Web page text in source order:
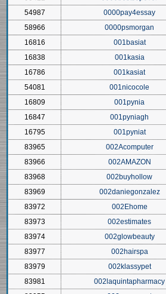
54987
0000pay4essay
58966
0000psmorgan
16816
001basiat
16838
001kasia
16786
001kasiat
54081
001nicocole
16809
001pynia
16847
001pyniagh
16795
001pyniat
83965
002Acomputer
83966
002AMAZON
83968
002buyhollow
83969
002daniegonzalez
83972
002Ehome
83973
002estimates
83974
002glowbeauty
83977
002hairspa
83979
002klassypet
83981
002laquintapharmacy